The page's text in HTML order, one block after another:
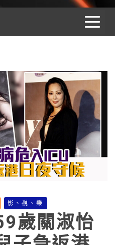
影、視、樂
歲關淑怡